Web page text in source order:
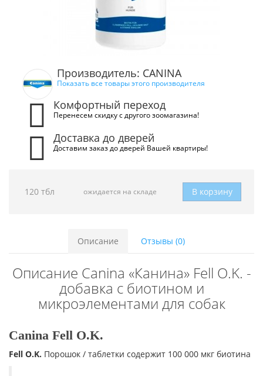
Производитель: CANINA
Показать все товары этого производителя
Комфортный переход
Перенесем скидку с другого зоомагазина!
Доставка до дверей
Доставим заказ до дверей Вашей квартиры!
120 тбл ожидается на складе В корзину
Описание Отзывы (0)
Описание Canina «Канина» Fell O.K. -
добавка с биотином и
микроэлементами для собак
Canina Fell O.K.
Fell O.K. Порошок / таблетки содержит 100 000 мкг биотина